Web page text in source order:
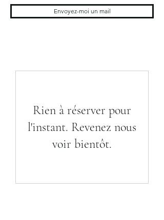
Envoyez-moi un mail
Rien à réserver pour
l'instant. Revenez nous
voir bientôt.